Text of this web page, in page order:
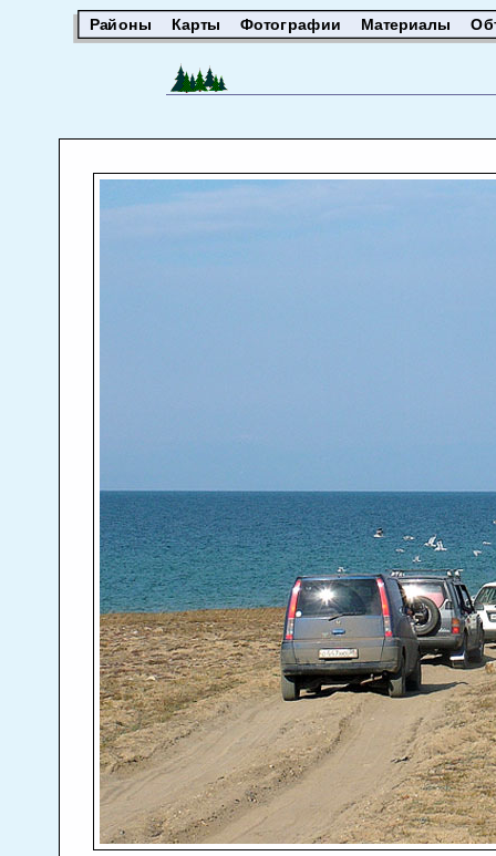
Районы Карты Фотографии Материалы